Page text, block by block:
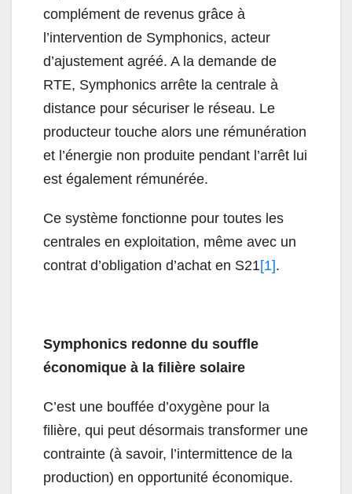
complément de revenus grâce à
l’intervention de Symphonics, acteur
d’ajustement agréé. A la demande de
RTE, Symphonics arrête la centrale à
distance pour sécuriser le réseau. Le
producteur touche alors une rémunération
et l’énergie non produite pendant l’arrêt lui
est également rémunérée.
Ce système fonctionne pour toutes les
centrales en exploitation, même avec un
contrat d’obligation d’achat en S21[1].
Symphonics redonne du souffle
économique à la filière solaire
C’est une bouffée d’oxygène pour la
filière, qui peut désormais transformer une
contrainte (à savoir, l’intermittence de la
production) en opportunité économique.